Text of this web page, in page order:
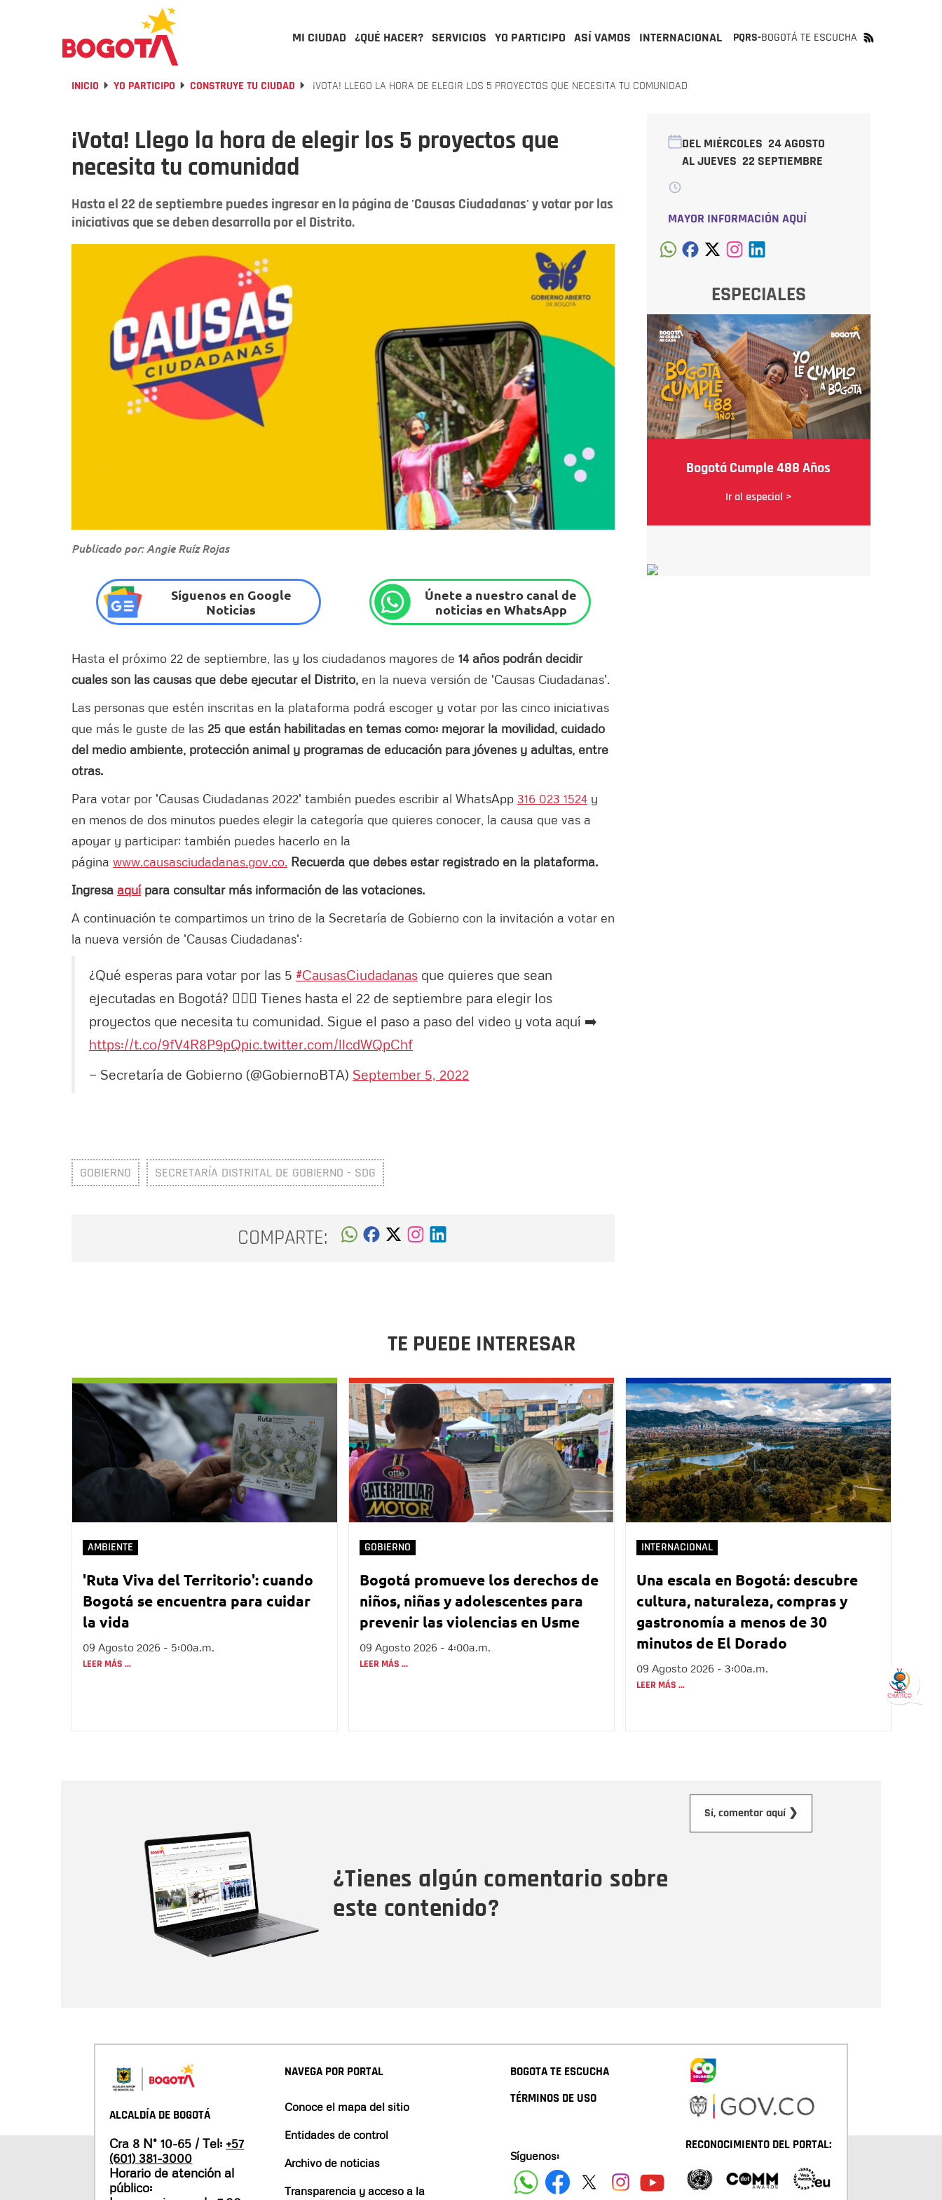
MI CIUDAD ¿QUÉ HACER? SERVICIOS YO PARTICIPO ASÍ VAMOS INTERNACIONAL PQRS-BOGOTÁ TE ESCUCHA
INICIO YO PARTICIPO CONSTRUYE TU CIUDAD ¡VOTA! LLEGO LA HORA DE ELEGIR LOS 5 PROYECTOS QUE NECESITA TU COMUNIDAD
¡Vota! Llego la hora de elegir los 5 proyectos que
necesita tu comunidad
Hasta el 22 de septiembre puedes ingresar en la página de 'Causas Ciudadanas' y votar por las
iniciativas que se deben desarrolla por el Distrito.
Publicado por: Angie Ruíz Rojas
Síguenos en Google
Noticias
Únete a nuestro canal de
noticias en WhatsApp
Hasta el próximo 22 de septiembre, las y los ciudadanos mayores de 14 años podrán decidir
cuales son las causas que debe ejecutar el Distrito, en la nueva versión de 'Causas Ciudadanas'.
Las personas que estén inscritas en la plataforma podrá escoger y votar por las cinco iniciativas
que más le guste de las 25 que están habilitadas en temas como: mejorar la movilidad, cuidado
del medio ambiente, protección animal y programas de educación para jóvenes y adultas, entre
otras.
Para votar por 'Causas Ciudadanas 2022' también puedes escribir al WhatsApp 316 023 1524 y
en menos de dos minutos puedes elegir la categoría que quieres conocer, la causa que vas a
apoyar y participar; también puedes hacerlo en la
página www.causasciudadanas.gov.co. Recuerda que debes estar registrado en la plataforma.
Ingresa aquípara consultar más información de las votaciones.
A continuación te compartimos un trino de la Secretaría de Gobierno con la invitación a votar en
la nueva versión de 'Causas Ciudadanas':
¿Qué esperas para votar por las 5 #CausasCiudadanas que quieres que sean
ejecutadas en Bogotá? 🙋🏻‍♀️ Tienes hasta el 22 de septiembre para elegir los
proyectos que necesita tu comunidad. Sigue el paso a paso del video y vota aquí ➡️
https://t.co/9fV4R8P9pQpic.twitter.com/llcdWQpChf
— Secretaría de Gobierno (@GobiernoBTA) September 5, 2022
GOBIERNO SECRETARÍA DISTRITAL DE GOBIERNO - SDG
COMPARTE:
DEL MIÉRCOLES 24 AGOSTO
AL JUEVES 22 SEPTIEMBRE
MAYOR INFORMACIÓN AQUÍ
ESPECIALES
Bogotá Cumple 488 Años
Ir al especial >
TE PUEDE INTERESAR
AMBIENTE
'Ruta Viva del Territorio': cuando
Bogotá se encuentra para cuidar
la vida
09 Agosto 2026 - 5:00a.m.
LEER MÁS ...
GOBIERNO
Bogotá promueve los derechos de
niños, niñas y adolescentes para
prevenir las violencias en Usme
09 Agosto 2026 - 4:00a.m.
LEER MÁS ...
INTERNACIONAL
Una escala en Bogotá: descubre
cultura, naturaleza, compras y
gastronomía a menos de 30
minutos de El Dorado
09 Agosto 2026 - 3:00a.m.
LEER MÁS ...
¿Tienes algún comentario sobre
este contenido?
Sí, comentar aquí ❯
ALCALDÍA DE BOGOTÁ
Cra 8 N° 10-65 / Tel: +57
(601) 381-3000
Horario de atención al
público:
NAVEGA POR PORTAL
Conoce el mapa del sitio
Entidades de control
Archivo de noticias
Transparencia y acceso a la
BOGOTA TE ESCUCHA
TÉRMINOS DE USO
Síguenos:
RECONOCIMIENTO DEL PORTAL: